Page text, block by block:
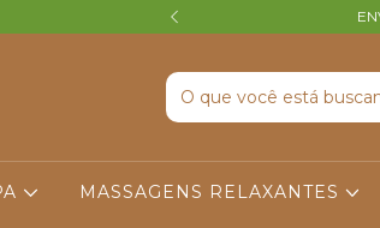
MASSAGENS RELAXANTES